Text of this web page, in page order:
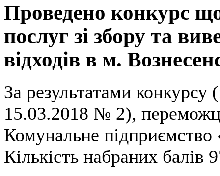
Проведено конкурс
послуг зі збору та
відходів в м.
За результатами конкурсу
15.03.2018 № 2),
Комунальне підприємство
Кількість набраних балів